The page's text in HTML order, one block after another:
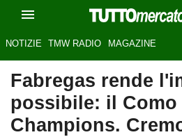
NOTIZIE TMW RADIO MAGAZINE
Fabregas rende
possibile: il
Champions.